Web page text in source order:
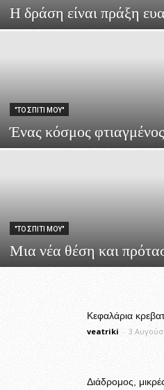
Η δράση είναι πράξη
"ΤΟ ΣΠΙΤΙ ΜΟΥ"
Ένας κόσμος
"ΤΟ ΣΠΙΤΙ ΜΟΥ"
Μια νέα θέση και
Κεφαλάρια
veatriki - 3
Διάδρομος,